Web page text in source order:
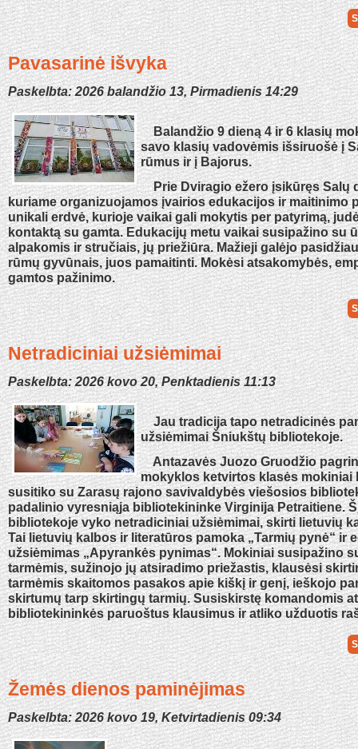
Pavasarinė išvyka
Paskelbta: 2026 balandžio 13, Pirmadienis 14:29
Balandžio 9 dieną 4 ir 6 klasių
savo klasių vadovėmis išsiruošė į
rūmus ir į Bajorus.
Prie Dviragio ežero įsikūręs Salų
kuriame organizuojamos įvairios edukacijos ir maitinimo
unikali erdvė, kurioje vaikai gali mokytis per patyrimą,
kontaktą su gamta. Edukacijų metu vaikai susipažino su
alpakomis ir stručiais, jų priežiūra. Mažieji galėjo
rūmų gyvūnais, juos pamaitinti. Mokėsi atsakomybės,
gamtos pažinimo.
Netradiciniai užsiėmimai
Paskelbta: 2026 kovo 20, Penktadienis 11:13
Jau tradicija tapo netradicinės
užsiėmimai Šniukštų bibliotekoje.
Antazavės Juozo Gruodžio
mokyklos ketvirtos klasės mokiniai
susitiko su Zarasų rajono savivaldybės viešosios
padalinio vyresniąja bibliotekininke Virginija Petraitiene.
bibliotekoje vyko netradiciniai užsiėmimai, skirti lietuvių
Tai lietuvių kalbos ir literatūros pamoka „Tarmių pynė“ ir
užsiėmimas „Apyrankės pynimas“. Mokiniai susipažino
tarmėmis, sužinojo jų atsiradimo priežastis, klausėsi
tarmėmis skaitomos pasakos apie kiškį ir genį, ieškojo
skirtumų tarp skirtingų tarmių. Susiskirstę komandomis
bibliotekininkės paruoštus klausimus ir atliko užduotis
Žemės dienos paminėjimas
Paskelbta: 2026 kovo 19, Ketvirtadienis 09:34